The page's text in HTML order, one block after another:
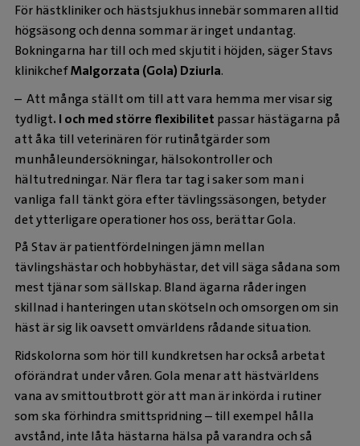
För hästkliniker och hästsjukhus innebär sommaren alltid
högsäsong och denna sommar är inget undantag.
Bokningarna har till och med skjutit i höjden, säger Stavs
klinikchefMalgorzata (Gola) Dziurla.
– Att många ställt om till att vara hemma mer visar sig
tydligt. I och med större flexibilitet passar hästägarna på
att åka till veterinären för rutinåtgärder som
munhåleundersökningar, hälsokontroller och
hältutredningar. När flera tar tag i saker som man i
vanliga fall tänkt göra efter tävlingssäsongen, betyder
det ytterligare operationer hos oss, berättar Gola.
På Stav är patientfördelningen jämn mellan
tävlingshästar och hobbyhästar, det vill säga sådana som
mest tjänar som sällskap. Bland ägarna råder ingen
skillnad i hanteringen utan skötseln och omsorgen om sin
häst är sig lik oavsett omvärldens rådande situation.
Ridskolorna som hör till kundkretsen har också arbetat
oförändrat under våren. Gola menar att hästvärldens
vana av smittoutbrott gör att man är inkörda i rutiner
som ska förhindra smittspridning – till exempel hålla
avstånd, inte låta hästarna hälsa på varandra och så